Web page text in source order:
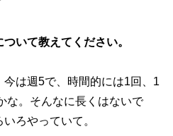
いて教えてください。
は週5で、時間的には1回、1
な。そんなに長くはないで
ろやっていて。